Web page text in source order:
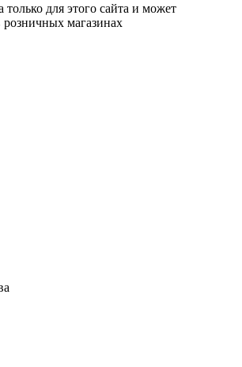
только для этого сайта и может
розничных магазинах